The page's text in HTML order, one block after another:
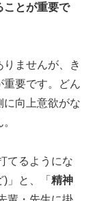
ことが重要で
ませんが、き
重要です。どん
に向上意欲がな
てるようにな
」と、「 精神